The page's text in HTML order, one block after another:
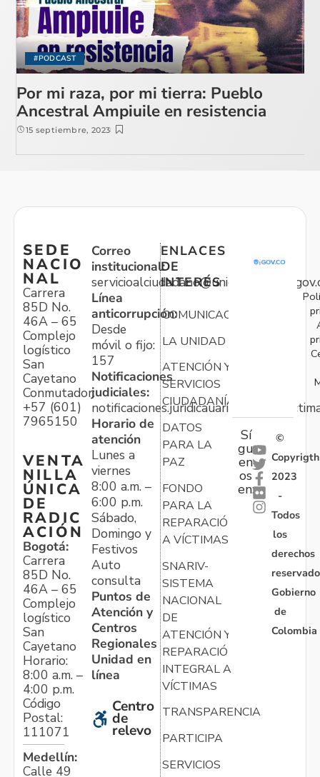
#PODCAST
Por mi raza, por mi tierra: Pueblo
Ancestral Ampiuile en resistencia
15 septiembre, 2023
SEDE
NACIO
NAL
Carrera
85D No.
46A – 65
Complejo
logístico
San
Cayetano
Conmutador:
+57 (601)
7965150
VENTA
NILLA
ÚNICA
DE
RADIC
ACIÓN
Bogotá:
Carrera
85D No.
46A – 65
Complejo
logístico
San
Cayetano
Horario:
8:00 a.m. –
4:00 p.m.
Código
Postal:
111071
Medellín:
Calle 49
Correo
institucional:
Línea
anticorrupción:
Desde
móvil o fijo:
157
Notificaciones
judiciales:
Horario de
atención
Lunes a
viernes
8:00 a.m. –
6:00 p.m.
Sábado,
Domingo y
Festivos
Auto
consulta
Puntos de
Atención y
Centros
Regionales
Unidad en
línea
Centro
de
relevo
ENLACES
DE
INTERÉS
COMUNICACIONES
LA UNIDAD
ATENCIÓN Y
SERVICIOS
CIUDADANÍA
DATOS
PARA LA
PAZ
FONDO
PARA LA
REPARACIÓN
A VÍCTIMAS
SNARIV-
SISTEMA
NACIONAL
DE
ATENCIÓN Y
REPARACIÓN
INTEGRAL A
VÍCTIMAS
TRANSPARENCIA
PARTICIPA
SERVICIOS
Sí
gu
en
os
en:
©
Copyrigth
2023
-
Todos
los
derechos
Gobierno
de
Colombia